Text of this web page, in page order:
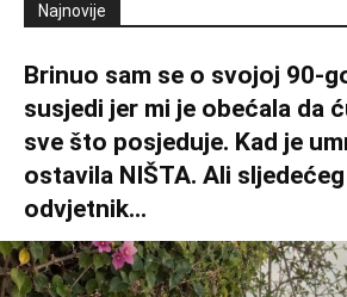
Najnovije
Brinuo sam se o svojoj 90-
susjedi jer mi je obećala da
sve što posjeduje. Kad je
ostavila NIŠTA. Ali
odvjetnik...